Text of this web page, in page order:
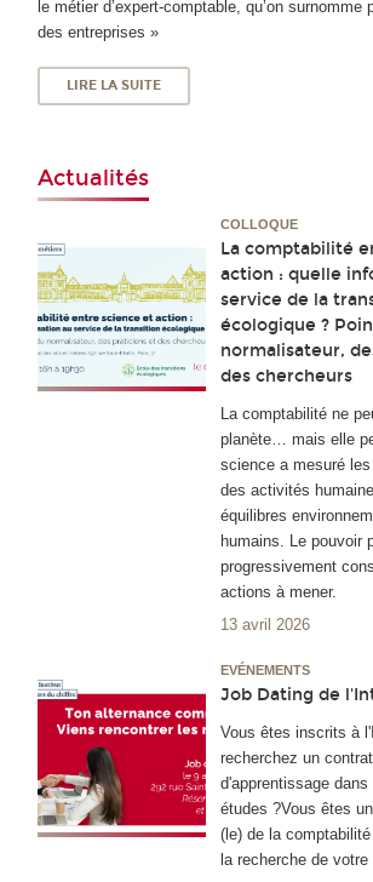
le métier d’expert-comptable, qu’on surnomme
des entreprises »
LIRE LA SUITE
Actualités
COLLOQUE
La comptabilité
action : quelle
service de la
écologique ?
normalisateur,
des chercheurs
La comptabilité ne
planète… mais elle
science a mesuré
des activités
équilibres
humains. Le pouvoir
progressivement
actions à mener.
13 avril 2026
EVÉNEMENTS
Job Dating de
Vous êtes inscrits à
recherchez un contrat
d'apprentissage
études ?Vous êtes
(le) de la
la recherche de